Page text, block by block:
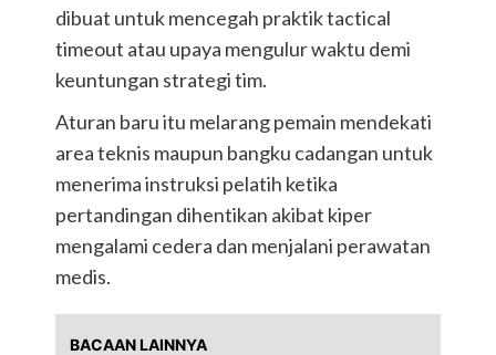
dibuat untuk mencegah praktik tactical
timeout atau upaya mengulur waktu demi
keuntungan strategi tim.
Aturan baru itu melarang pemain mendekati
area teknis maupun bangku cadangan untuk
menerima instruksi pelatih ketika
pertandingan dihentikan akibat kiper
mengalami cedera dan menjalani perawatan
medis.
BACAAN LAINNYA